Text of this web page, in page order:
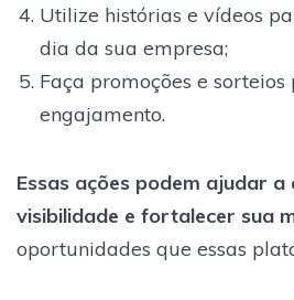
Utilize histórias e vídeos
dia da sua empresa;
Faça promoções e
engajamento.
Essas ações podem ajudar
visibilidade e fortalecer sua
oportunidades que essas